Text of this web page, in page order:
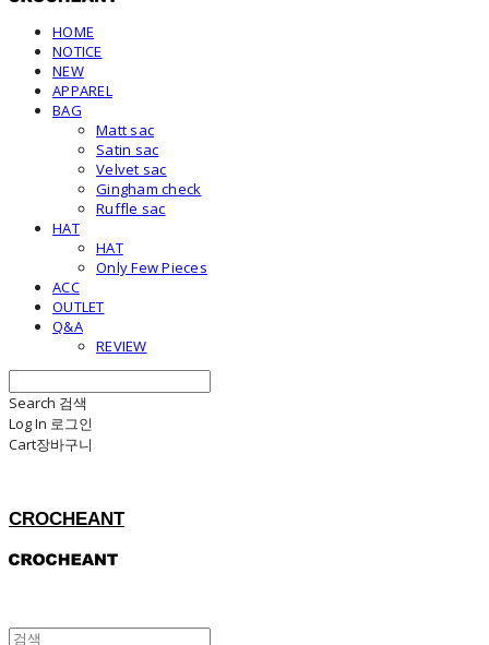
HOME
NOTICE
NEW
APPAREL
BAG
Matt sac
Satin sac
Velvet sac
Gingham check
Ruffle sac
HAT
HAT
Only Few Pieces
ACC
OUTLET
Q&A
REVIEW
Search 검색
Log In 로그인
Cart장바구니
CROCHEANT